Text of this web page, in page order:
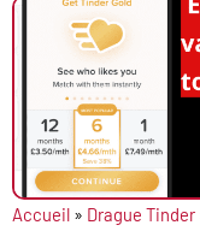
Accueil » Drague Tinder